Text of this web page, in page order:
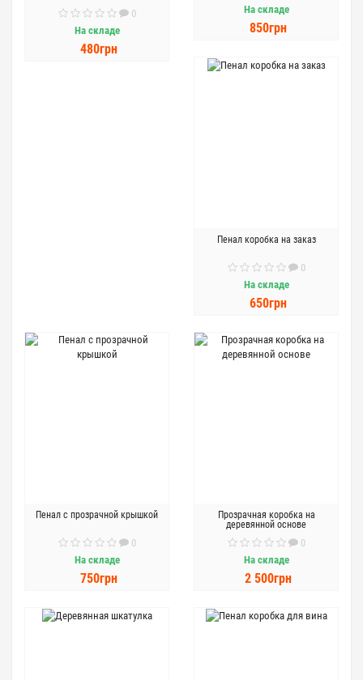
0
На складе
480грн
На складе
850грн
Пенал коробка на заказ
0
На складе
650грн
Пенал с прозрачной крышкой
0
На складе
750грн
Прозрачная коробка на
деревянной основе
0
На складе
2 500грн